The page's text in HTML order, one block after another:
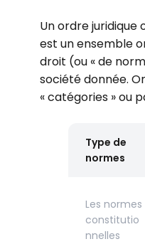
Un ordre juridique
est un ensemble
droit (ou « de
société donnée.
« catégories » ou
Type de
normes
Les normes
constitutio
nnelles